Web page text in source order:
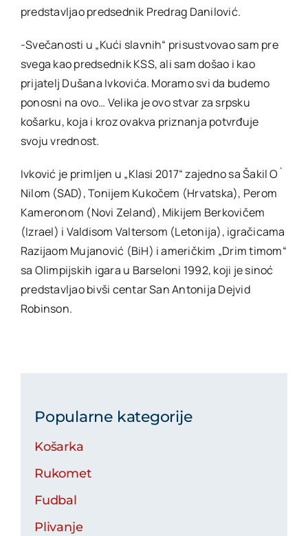
predstavljao predsednik Predrag Danilović.
-Svečanosti u „Kući slavnih“ prisustvovao sam pre
svega kao predsednik KSS, ali sam došao i kao
prijatelj Dušana Ivkovića. Moramo svi da budemo
ponosni na ovo… Velika je ovo stvar za srpsku
košarku, koja i kroz ovakva priznanja potvrđuje
svoju vrednost.
Ivković je primljen u „Klasi 2017“ zajedno sa Šakil O`
Nilom (SAD), Tonijem Kukočem (Hrvatska), Perom
Kameronom (Novi Zeland), Mikijem Berkovičem
(Izrael) i Valdisom Valtersom (Letonija), igračicama
Razijaom Mujanović (BiH) i američkim „Drim timom“
sa Olimpijskih igara u Barseloni 1992, koji je sinoć
predstavljao bivši centar San Antonija Dejvid
Robinson.
Popularne kategorije
Košarka
Rukomet
Fudbal
Plivanje